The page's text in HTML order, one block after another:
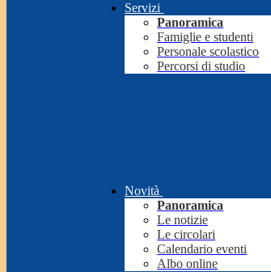
Servizi
Panoramica
Famiglie e studenti
Personale scolastico
Percorsi di studio
Novità
Panoramica
Le notizie
Le circolari
Calendario eventi
Albo online